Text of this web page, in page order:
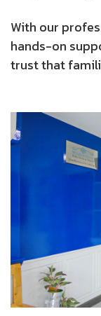
With our
hands-on
trust that